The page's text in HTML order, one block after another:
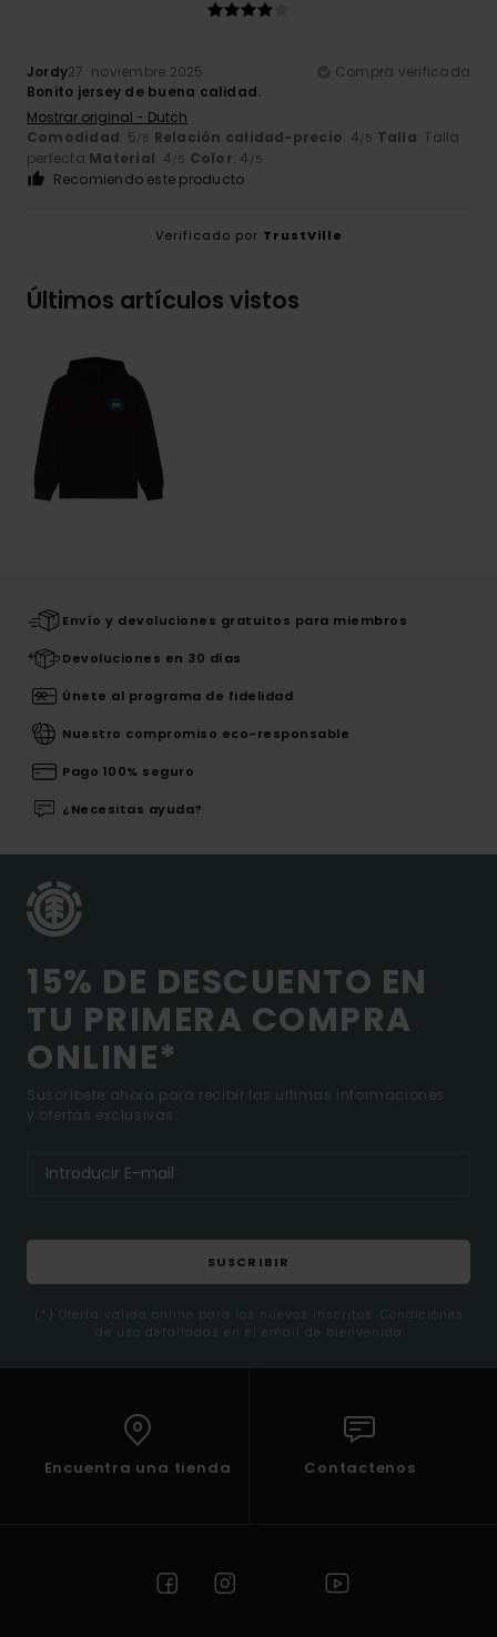
Jordy27. noviembre 2025
Compra verificada
Bonito jersey de buena calidad.
Mostrar original - Dutch
Comodidad: 5/5 Relación calidad-precio: 4/5 Talla: Talla
perfecta Material: 4/5 Color: 4 /5
Recomiendo este producto
Verificado por TrustVille
Últimos artículos vistos
Envío y devoluciones gratuitos para miembros
Devoluciones en 30 días
Únete al programa de fidelidad
Nuestro compromiso eco-responsable
Pago 100% seguro
¿Necesitas ayuda?
15% DE DESCUENTO EN
TU PRIMERA COMPRA
ONLINE*
Suscríbete ahora para recibir las ultimas informaciones
y ofertas exclusivas.
SUSCRIBIR
(*) Oferta valida online para los nuevos inscritos. Condiciones
de uso detalladas en el email de bienvenida
Encuentra una tienda Contactenos